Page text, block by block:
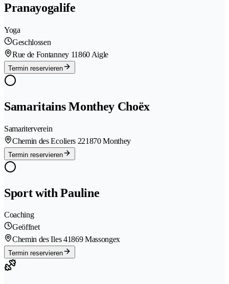
Pranayogalife
Yoga
Geschlossen
Rue de Fontanney 11860 Aigle
Termin reservieren
Samaritains Monthey Choëx
Samariterverein
Chemin des Ecoliers 221870 Monthey
Termin reservieren
Sport with Pauline
Coaching
Geöffnet
Chemin des Iles 41869 Massongex
Termin reservieren